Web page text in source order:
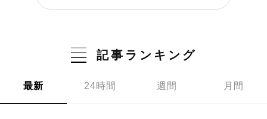
記事ランキング
最新 24時間 週間 月間